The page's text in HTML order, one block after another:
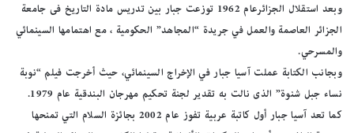
وبعد استقلال الجزائرعام 1962 توزعت جبار بين تدريس مادة التاريخ فى جامعة
الجزائر العاصمة والعمل في جريدة “المجاهد” الحكومية ، مع اهتمامها السينمائي
والمسرحي.
وبجانب الكتابة عملت آسيا جبار في الإخراج السينمائي، حيث أخرجت فيلم “نوبة
نساء جبل شنوة” الذى نالت به تقدير لجنة تحكيم مهرجان البندقية عام 1979.
كما تعد آسيا جبار أول كاتبة عربية تفوز عام 2002 بجائزة السلام التي تمنحها